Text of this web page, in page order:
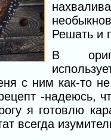
Решать и
В
с ним как-то
-надеюсь,
я готовлю
всегда